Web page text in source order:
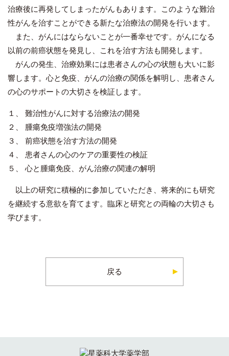
治療後に再発してしまったがんもあります。このような難治
性がんを治すことができる新たな治療法の開発を行います。
また、がんにはならないことが一番幸せです。がんになる
以前の前癌状態を発見し、これを治す方法も開発します。
がんの発生、治療効果には患者さんの心の状態も大いに影
響します。心と免疫、がんの治療の関係を解明し、患者さん
の心のサポートの大切さを検証します。
１、 難治性がんに対する治療法の開発
２、 腫瘍免疫増強法の開発
３、 前癌状態を治す方法の開発
４、 患者さんの心のケアの重要性の検証
５、 心と腫瘍免疫、がん治療の関連の解明
以上の研究に積極的に参加していただき、将来的にも研究
を継続する意欲を育てます。臨床と研究との両輪の大切さも
学びます。
戻る